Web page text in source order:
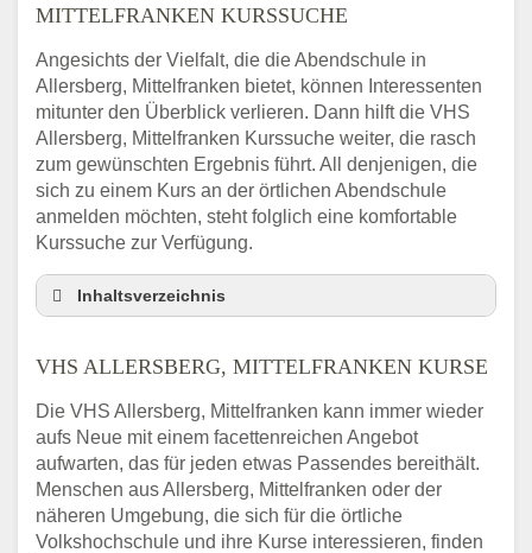
MITTELFRANKEN KURSSUCHE
Angesichts der Vielfalt, die die Abendschule in
Allersberg, Mittelfranken bietet, können Interessenten
mitunter den Überblick verlieren. Dann hilft die VHS
Allersberg, Mittelfranken Kurssuche weiter, die rasch
zum gewünschten Ergebnis führt. All denjenigen, die
sich zu einem Kurs an der örtlichen Abendschule
anmelden möchten, steht folglich eine komfortable
Kurssuche zur Verfügung.
Inhaltsverzeichnis
und Umgebung
Abendschule Allersberg, Mittelfranken
Kurssuche
VHS Allersberg, Mittelfranken Kurse
VHS Allersberg, Mittelfranken –
Öffnungszeiten und Telefonnummer
VHS ALLERSBERG, MITTELFRANKEN KURSE
Die VHS Allersberg, Mittelfranken kann immer wieder
aufs Neue mit einem facettenreichen Angebot
aufwarten, das für jeden etwas Passendes bereithält.
Menschen aus Allersberg, Mittelfranken oder der
näheren Umgebung, die sich für die örtliche
Volkshochschule und ihre Kurse interessieren, finden